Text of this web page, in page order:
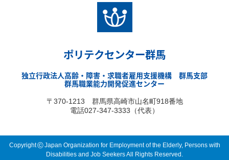
ポリテクセンター群馬
独立行政法人高齢・障害・求職者雇用支援機構 群馬支部
群馬職業能力開発促進センター
〒370-1213 群馬県高崎市山名町918番地
電話027-347-3333（代表）
Copyright©Japan Organization for Employment of the Elderly, Persons with
Disabilities and Job Seekers All Rights Reserved.